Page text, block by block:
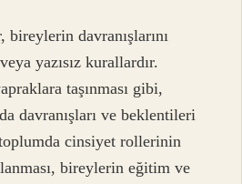
davranışlarını
yazısız kurallardır.
taşınması gibi,
davranışları ve beklentileri
cinsiyet rollerinin
bireylerin eğitim ve